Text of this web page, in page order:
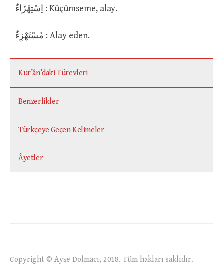
اِسْتِهْزَاءٌ : Küçümseme, alay.
مُسْتَهْزِءٌ : Alay eden.
Kur’ân’daki Türevleri
Benzerlikler
Türkçeye Geçen Kelimeler
Âyetler
Copyright © Ayşe Dolmacı, 2018. Tüm hakları saklıdır.